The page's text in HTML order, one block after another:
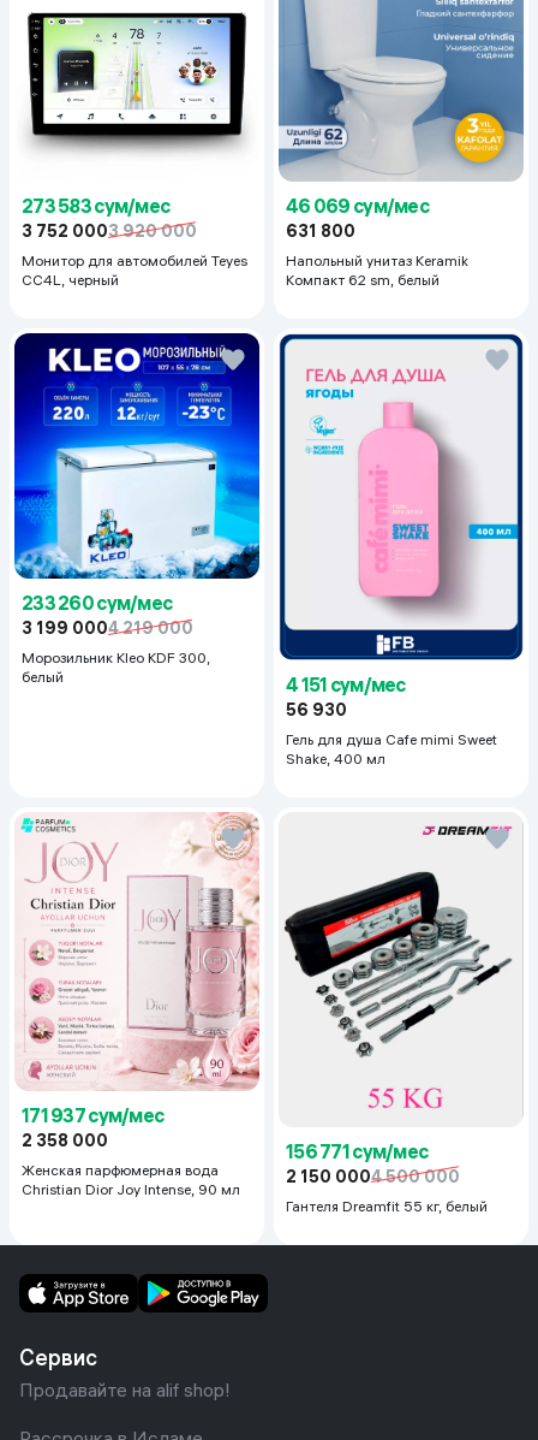
273 583 сум/мес
3 752 0003 920 000
Монитор для автомобилей Teyes
CC4L, черный
46 069 сум/мес
631 800
Напольный унитаз Keramik
Компакт 62 sm, белый
233 260 сум/мес
3 199 0004 219 000
Морозильник Kleo KDF 300,
белый
4 151 сум/мес
56 930
Гель для душа Cafe mimi Sweet
Shake, 400 мл
171 937 сум/мес
2 358 000
Женская парфюмерная вода
Christian Dior Joy Intense, 90 мл
156 771 сум/мес
2 150 0004 500 000
Гантеля Dreamfit 55 кг, белый
Сервис
Продавайте на alif shop!